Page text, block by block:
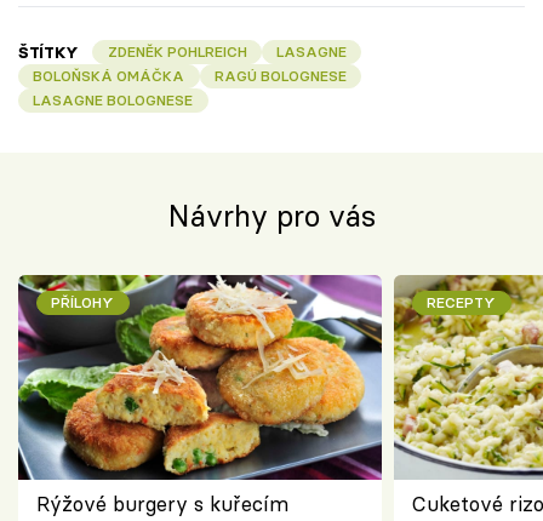
ŠTÍTKY ZDENĚK POHLREICH
LASAGNE
BOLOŇSKÁ OMÁČKA
RAGÚ BOLOGNESE
LASAGNE BOLOGNESE
Návrhy pro vás
PŘÍLOHY
Rýžové burgery s kuřecím
RECEPTY
Cuketové